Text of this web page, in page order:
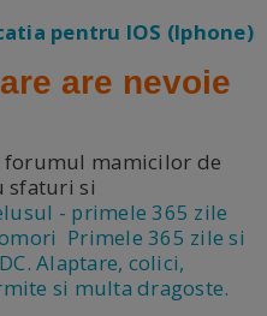
pentru IOS (Iphone)
are nevoie
forumul mamicilor de
sfaturi si
- primele 365 zile
Primele 365 zile si
Alaptare, colici,
si multa dragoste.